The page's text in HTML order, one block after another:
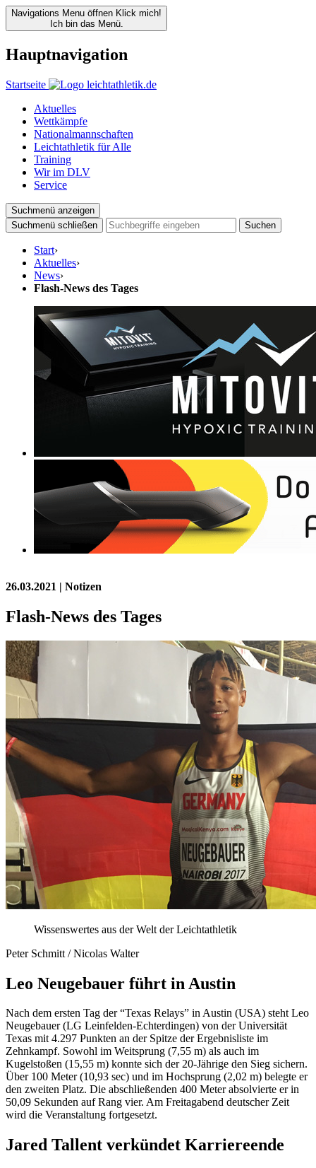
Navigations Menu öffnen Klick mich!
Ich bin das Menü.
Hauptnavigation
Startseite
Aktuelles
Wettkämpfe
Nationalmannschaften
Leichtathletik für Alle
Training
Wir im DLV
Service
Suchmenü anzeigen
Suchmenü schließen
Suchen
Start›
Aktuelles›
News›
Flash-News des Tages
26.03.2021 | Notizen
Flash-News des Tages
Wissenswertes aus der Welt der Leichtathletik
Peter Schmitt / Nicolas Walter
Leo Neugebauer führt in Austin
Nach dem ersten Tag der “Texas Relays” in Austin (USA) steht Leo
Neugebauer (LG Leinfelden-Echterdingen) von der Universität
Texas mit 4.297 Punkten an der Spitze der Ergebnisliste im
Zehnkampf. Sowohl im Weitsprung (7,55 m) als auch im
Kugelstoßen (15,55 m) konnte sich der 20-Jährige den Sieg sichern.
Über 100 Meter (10,93 sec) und im Hochsprung (2,02 m) belegte er
den zweiten Platz. Die abschließenden 400 Meter absolvierte er in
50,09 Sekunden auf Rang vier. Am Freitagabend deutscher Zeit
wird die Veranstaltung fortgesetzt.
Jared Tallent verkündet Karriereende